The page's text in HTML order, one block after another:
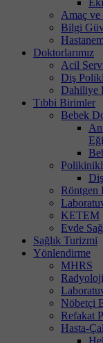
Amaç
Bilgi
Doktorlarımız
Acil
Diş
Dahiliye
Tıbbi Birimler
Bebek
Röntgen
KETEM
Evde
Sağlık Turizmi
Yönlendirme
MHRS
Nöbetçi
Refakat
Hasta-